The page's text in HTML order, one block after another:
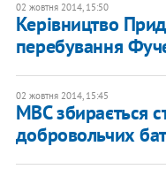
02 жовтня 2014, 15:50
Керівництво
перебування
02 жовтня 2014, 15:45
МВС збирається
добровольчих